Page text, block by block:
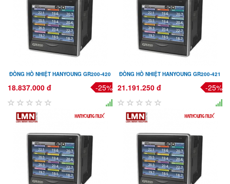
ĐỒNG HỒ NHIỆT HANYOUNG GR200-420
18.837.000 đ -25%
ĐỒNG HỒ NHIỆT HANYOUNG GR200-421
21.191.250 đ -25%